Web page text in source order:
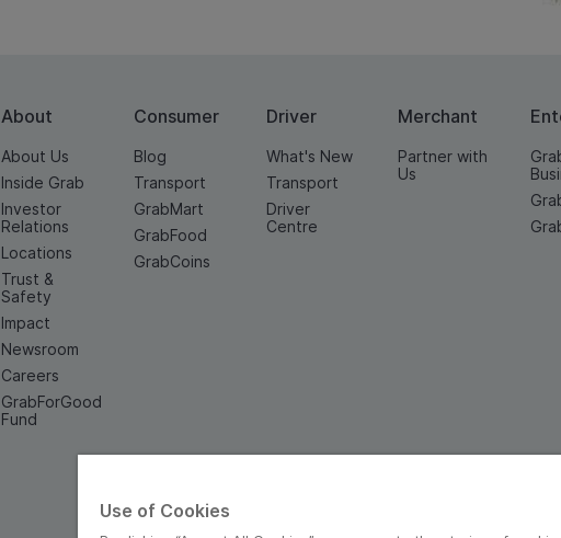
About
About Us
Inside Grab
Investor
Relations
Locations
Trust &
Safety
Impact
Newsroom
Careers
GrabForGood
Fund
Consumer
Blog
Transport
GrabMart
GrabFood
GrabCoins
Driver
What's New
Transport
Driver
Centre
Merchant
Partner with
Us
Use of Cookies